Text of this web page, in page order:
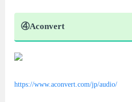
④Aconvert
https://www.aconvert.com/jp/audio/